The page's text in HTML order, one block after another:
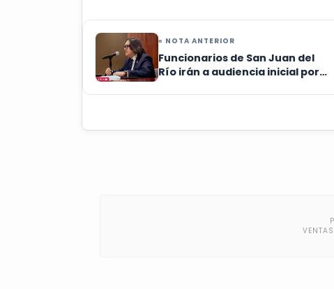
« NOTA ANTERIOR
Funcionarios de San Juan del
Río irán a audiencia inicial por